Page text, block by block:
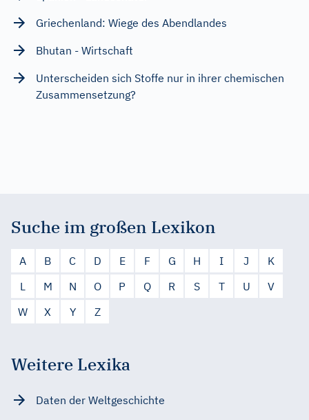
Griechenland: Wiege des Abendlandes
Bhutan - Wirtschaft
Unterscheiden sich Stoffe nur in ihrer chemischen
Zusammensetzung?
Suche im großen Lexikon
A B C D E F G H I J
K
L
M N O P Q R S T U
V
W
X Y Z
Weitere Lexika
Daten der Weltgeschichte